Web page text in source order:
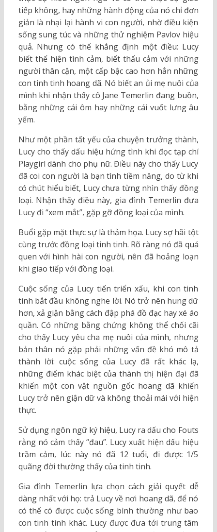
tiếp không, hay những hành động của nó chỉ đơn
giản là nhại lại hành vi con người, nhờ điều kiện
sống sung túc và những thử nghiệm Pavlov hiệu
quả. Nhưng có thể khẳng định một điều: Lucy
biết thể hiện tình cảm, biết thấu cảm với những
người thân cận, một cấp bậc cao hơn hẳn những
con tinh tinh hoang dã. Nó biết an ủi mẹ nuôi của
mình khi nhận thấy cô Jane Temerlin đang buồn,
bằng những cái ôm hay những cái vuốt lưng âu
yếm.
Như một phần tất yếu của chuyện trưởng thành,
Lucy cho thấy dấu hiệu hứng tình khi đọc tạp chí
Playgirl dành cho phụ nữ. Điều này cho thấy Lucy
đã coi con người là bạn tình tiềm năng, do từ khi
có chút hiểu biết, Lucy chưa từng nhìn thấy đồng
loại. Nhận thấy điều này, gia đình Temerlin đưa
Lucy đi “xem mắt”, gặp gỡ đồng loại của mình.
Buổi gặp mặt thực sự là thảm họa. Lucy sợ hãi tột
cùng trước đồng loại tinh tinh. Rõ ràng nó đã quá
quen với hình hài con người, nên đã hoảng loạn
khi giao tiếp với đồng loại.
Cuộc sống của Lucy tiến triển xấu, khi con tinh
tinh bắt đầu không nghe lời. Nó trở nên hung dữ
hơn, xả giận bằng cách đập phá đồ đạc hay xé áo
quần. Có những bằng chứng không thể chối cãi
cho thấy Lucy yêu cha mẹ nuôi của mình, nhưng
bản thân nó gặp phải những vấn đề khó mô tả
thành lời: cuộc sống của Lucy đã rất khác lạ,
những điểm khác biệt của thành thị hiện đại đã
khiến một con vật nguồn gốc hoang dã khiến
Lucy trở nên giận dữ và không thoải mái với hiện
thực.
Sử dụng ngôn ngữ ký hiệu, Lucy ra dấu cho Fouts
rằng nó cảm thấy “đau”. Lucy xuất hiện dấu hiệu
trầm cảm, lúc này nó đã 12 tuổi, đi được 1/5
quãng đời thường thấy của tinh tinh.
Gia đình Temerlin lựa chọn cách giải quyết dễ
dàng nhất với họ: trả Lucy về nơi hoang dã, để nó
có thể có được cuộc sống bình thường như bao
con tinh tinh khác. Lucy được đưa tới trung tâm